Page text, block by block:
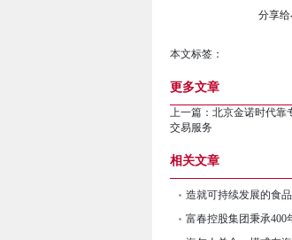
分享给
本文标签：
更多文章
上一篇： 北京金诺时代靠
交易服务
相关文章
造就可持续发展的食